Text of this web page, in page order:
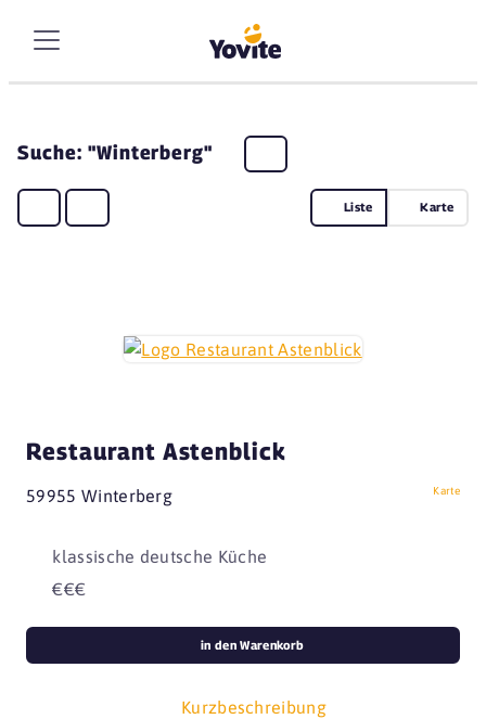
Suche: "Winterberg"
Liste Karte
Restaurant Astenblick
59955 Winterberg Karte
klassische deutsche Küche
€€€
Kurzbeschreibung
in den Warenkorb